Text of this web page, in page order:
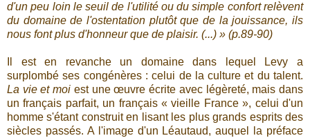
d'un peu loin le seuil de l'utilité ou du simple confort relèvent
du domaine de l'ostentation plutôt que de la jouissance, ils
nous font plus d'honneur que de plaisir. (...) » (p.89-90)
Il est en revanche un domaine dans lequel Levy a
surplombé ses congénères : celui de la culture et du talent.
La vie et moi est une œuvre écrite avec légèreté, mais dans
un français parfait, un français « vieille France », celui d'un
homme s'étant construit en lisant les plus grands esprits des
siècles passés. A l'image d'un Léautaud, auquel la préface